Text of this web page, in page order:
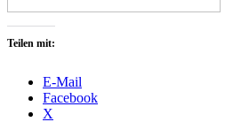
Teilen mit:
E-Mail
Facebook
X